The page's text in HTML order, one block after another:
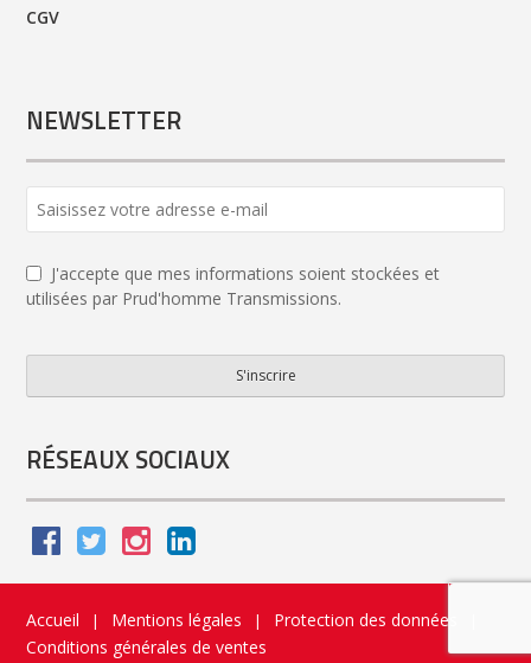
CGV
NEWSLETTER
J'accepte que mes informations soient stockées et
utilisées par Prud'homme Transmissions.
S'inscrire
Email *
RÉSEAUX SOCIAUX
Accueil | Mentions légales | Protection des données
Conditions générales de ventes